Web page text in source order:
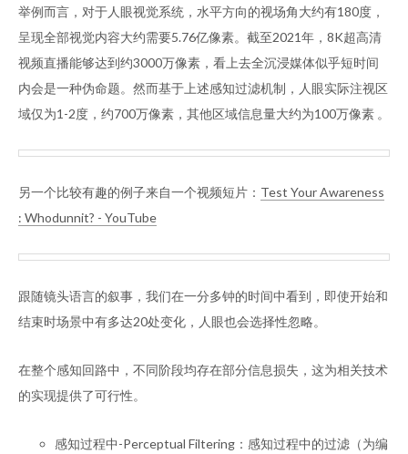
举例而言，对于人眼视觉系统，水平方向的视场角大约有180度，
呈现全部视觉内容大约需要5.76亿像素。截至2021年，8K超高清
视频直播能够达到约3000万像素，看上去全沉浸媒体似乎短时间
内会是一种伪命题。然而基于上述感知过滤机制，人眼实际注视区
域仅为1-2度，约700万像素，其他区域信息量大约为100万像素 。
另一个比较有趣的例子来自一个视频短片： Test Your Awareness
: Whodunnit? - YouTube
跟随镜头语言的叙事，我们在一分多钟的时间中看到，即使开始和
结束时场景中有多达20处变化，人眼也会选择性忽略。
在整个感知回路中，不同阶段均存在部分信息损失，这为相关技术
的实现提供了可行性。
感知过程中-Perceptual Filtering：感知过程中的过滤（为编